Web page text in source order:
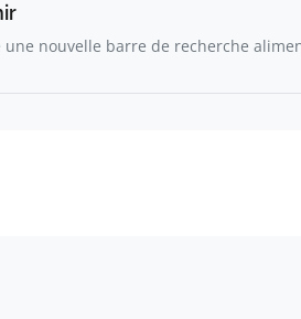
une nouvelle barre de recherche